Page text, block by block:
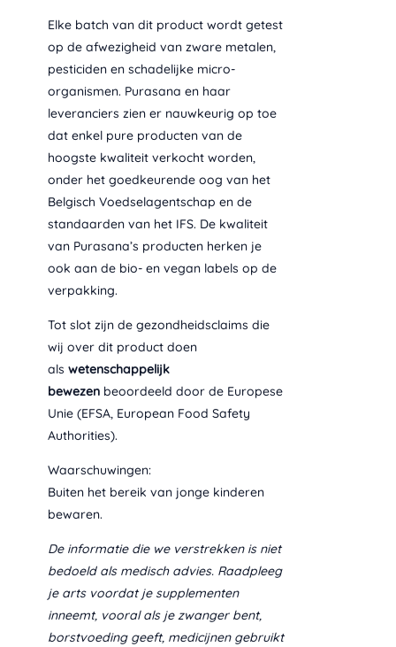
Elke batch van dit product wordt getest
op de afwezigheid van zware metalen,
pesticiden en schadelijke micro-
organismen. Purasana en haar
leveranciers zien er nauwkeurig op toe
dat enkel pure producten van de
hoogste kwaliteit verkocht worden,
onder het goedkeurende oog van het
Belgisch Voedselagentschap en de
standaarden van het IFS. De kwaliteit
van Purasana’s producten herken je
ook aan de bio- en vegan labels op de
verpakking.
Tot slot zijn de gezondheidsclaims die
wij over dit product doen
als wetenschappelijk
bewezenbeoordeeld door de Europese
Unie (EFSA, European Food Safety
Authorities).
Waarschuwingen:
Buiten het bereik van jonge kinderen
bewaren.
De informatie die we verstrekken is niet
bedoeld als medisch advies. Raadpleeg
je arts voordat je supplementen
inneemt, vooral als je zwanger bent,
borstvoeding geeft, medicijnen gebruikt